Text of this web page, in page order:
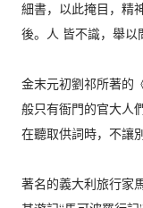
細書，以此掩目，精
後。人 皆不識，舉以
金末元初劉祁所著的
般只有衙門的官大人
在聽取供詞時，不讓
著名的義大利旅行家